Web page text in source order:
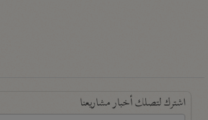
اشترك لتصلك أخبار مشاريعنا